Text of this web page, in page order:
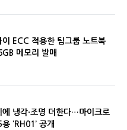
ECC 적용한 팀그룹 노트북
메모리 발매
에 냉각·조명 더한다…마이크로
‘RH01’ 공개